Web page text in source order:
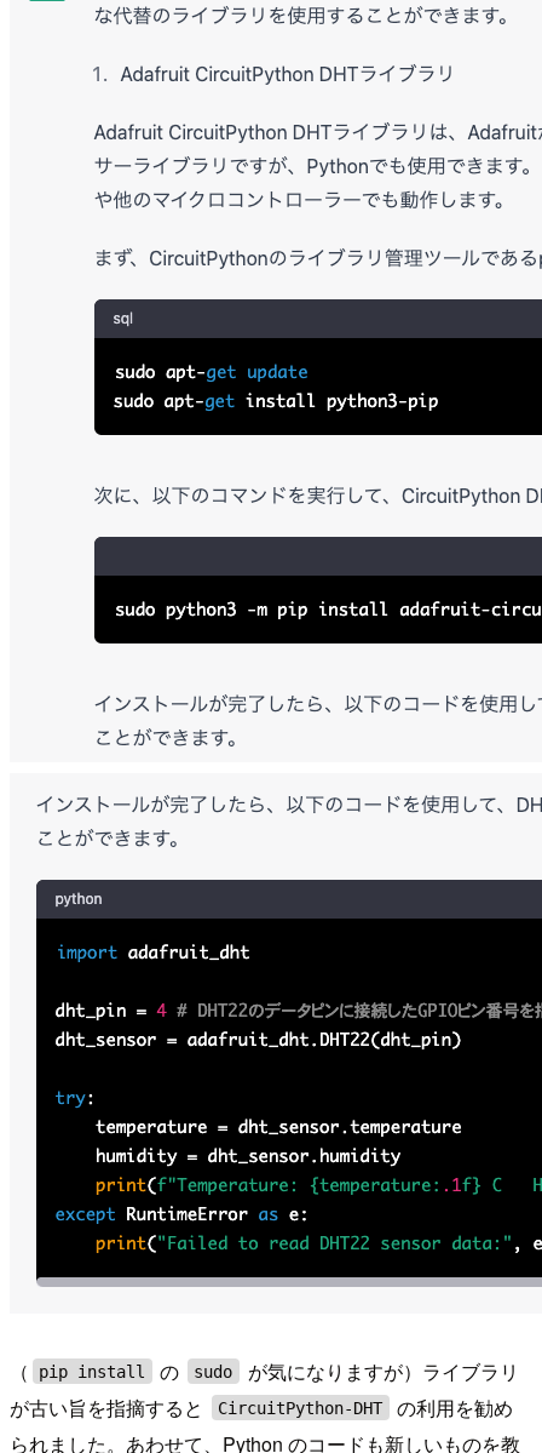
（ pip install の sudo
が気になりますが）ライブラリ
が古い旨を指摘すると
CircuitPython-DHT
の利用を勧め
られました。あわせて、Python のコードも新しいものを教